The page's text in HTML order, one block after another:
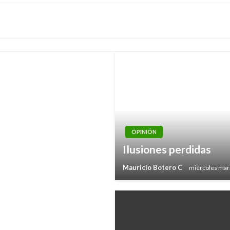
OPINIÓN
Ilusiones perdidas
Mauricio Botero C miércoles